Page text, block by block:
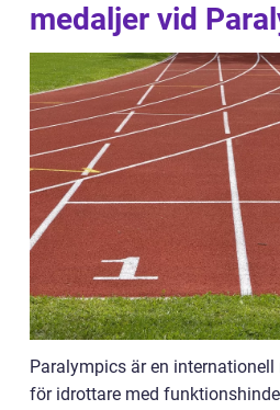
medaljer vid
Paralympics är en
för idrottare med